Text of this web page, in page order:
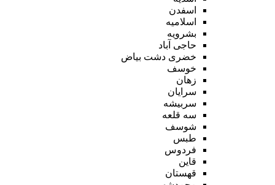
اسفدن
اسلامیه
بشرویه
حاجی آباد
خضری دشت بیاض
خوسف
زهان
سرایان
سربیشه
سه قلعه
شوسف
طبس
فردوس
قاین
قهستان